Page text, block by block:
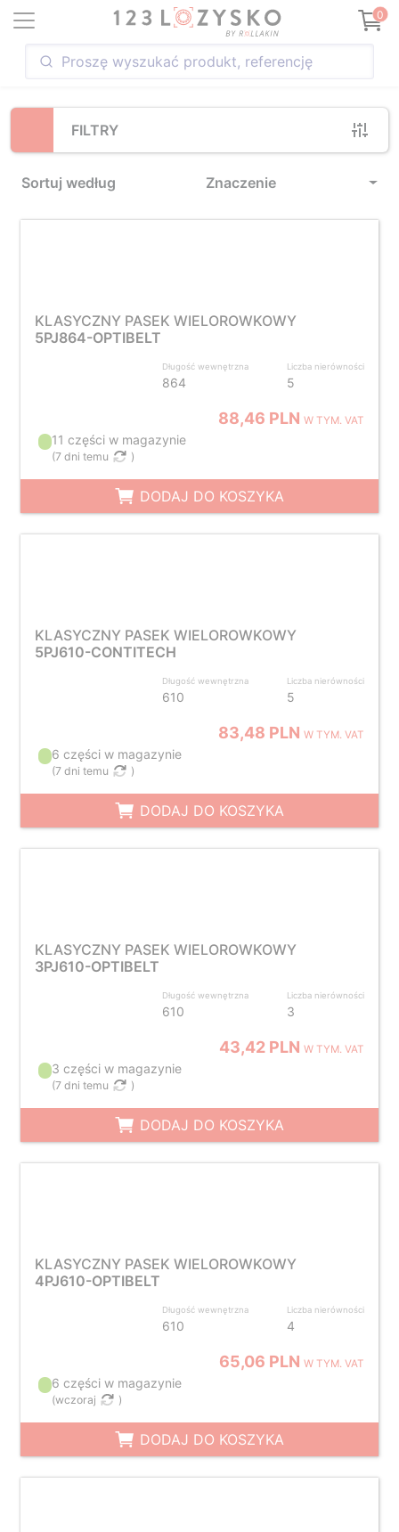
0
FILTRY
Sortuj według Znaczenie
Loading...
KLASYCZNY PASEK WIELOROWKOWY
5PJ864-OPTIBELT
Długość wewnętrzna
864
Liczba nierówności
5
88,46 PLNW TYM. VAT
11 części w magazynie
(7 dni temu )
DODAJ DO KOSZYKA
KLASYCZNY PASEK WIELOROWKOWY
5PJ610-CONTITECH
Długość wewnętrzna
610
Liczba nierówności
5
83,48 PLNW TYM. VAT
6 części w magazynie
(7 dni temu )
DODAJ DO KOSZYKA
KLASYCZNY PASEK WIELOROWKOWY
3PJ610-OPTIBELT
Długość wewnętrzna
610
Liczba nierówności
3
43,42 PLNW TYM. VAT
3 części w magazynie
(7 dni temu )
DODAJ DO KOSZYKA
KLASYCZNY PASEK WIELOROWKOWY
4PJ610-OPTIBELT
Długość wewnętrzna
610
Liczba nierówności
4
65,06 PLNW TYM. VAT
6 części w magazynie
(wczoraj )
DODAJ DO KOSZYKA